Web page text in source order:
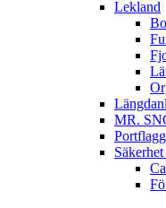
Lekland
MR.